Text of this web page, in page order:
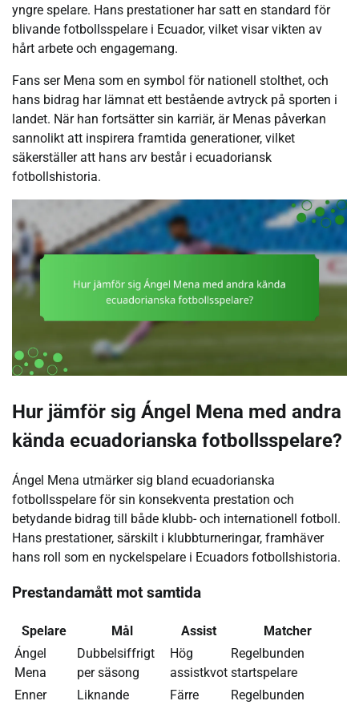
yngre spelare. Hans prestationer har satt en standard för
blivande fotbollsspelare i Ecuador, vilket visar vikten av
hårt arbete och engagemang.
Fans ser Mena som en symbol för nationell stolthet, och
hans bidrag har lämnat ett bestående avtryck på sporten i
landet. När han fortsätter sin karriär, är Menas påverkan
sannolikt att inspirera framtida generationer, vilket
säkerställer att hans arv består i ecuadoriansk
fotbollshistoria.
Hur jämför sig Ángel Mena med andra
kända ecuadorianska fotbollsspelare?
Ángel Mena utmärker sig bland ecuadorianska
fotbollsspelare för sin konsekventa prestation och
betydande bidrag till både klubb- och internationell fotboll.
Hans prestationer, särskilt i klubbturneringar, framhäver
hans roll som en nyckelspelare i Ecuadors fotbollshistoria.
Prestandamått mot samtida
Spelare Mål Assist
Matcher
Ángel
Mena
Dubbelsiffrigt
per säsong
Hög
assistkvot
Regelbunden
startspelare
Enner
Liknande
Färre
Regelbunden